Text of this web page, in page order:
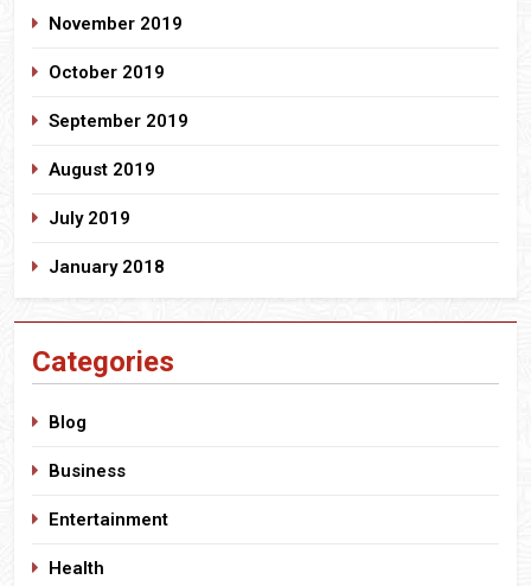
November 2019
October 2019
September 2019
August 2019
July 2019
January 2018
Categories
Blog
Business
Entertainment
Health